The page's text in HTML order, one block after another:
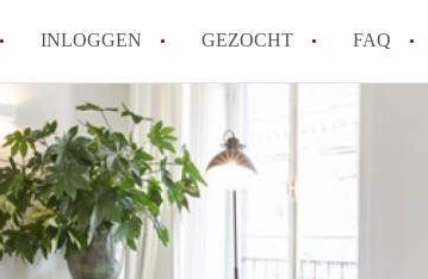
INLOGGEN GEZOCHT FAQ
How to translate AppartementenUtrecht!
Wat is AppartementenUtrecht?
Wat is de privacyverklaring van
Berekent AppartementenUtrecht